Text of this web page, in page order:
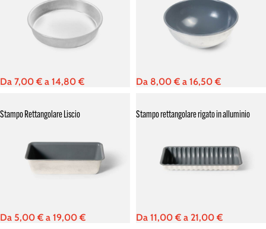
Da 7,00€ a 14,80€ Da 8,00€ a 16,50€
Stampo Rettangolare Liscio
Da 5,00€ a 19,00€
Stampo rettangolare rigato in alluminio
Da 11,00€ a 21,00€